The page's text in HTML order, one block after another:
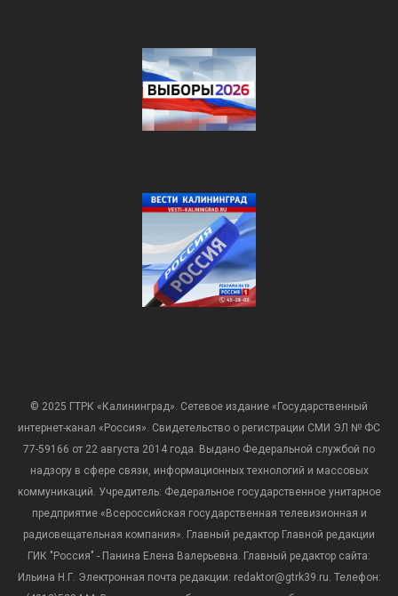
© 2025 ГТРК «Калининград». Сетевое издание «Государственный
интернет-канал «Россия». Свидетельство о регистрации СМИ ЭЛ № ФС
77-59166 от 22 августа 2014 года. Выдано Федеральной службой по
надзору в сфере связи, информационных технологий и массовых
коммуникаций. Учредитель: Федеральное государственное унитарное
предприятие «Всероссийская государственная телевизионная и
радиовещательная компания». Главный редактор Главной редакции
ГИК "Россия" - Панина Елена Валерьевна. Главный редактор сайта:
Ильина Н.Г. Электронная почта редакции: redaktor@gtrk39.ru. Телефон: